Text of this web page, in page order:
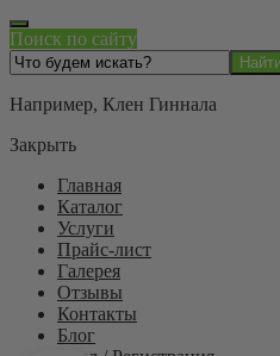
Поиск по сайту
Например, Клен Гиннала
Закрыть
Главная
Каталог
Услуги
Прайс-лист
Галерея
Отзывы
Контакты
Блог